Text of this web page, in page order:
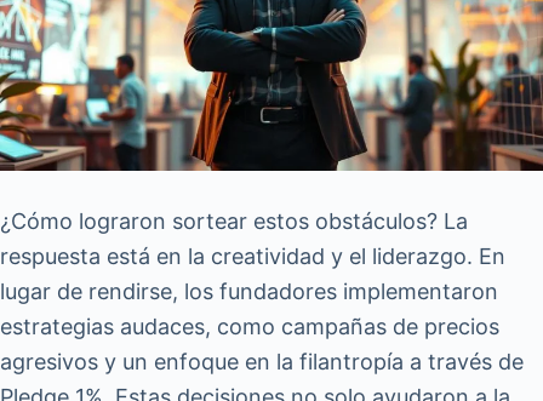
¿Cómo lograron sortear estos obstáculos? La
respuesta está en la creatividad y el liderazgo. En
lugar de rendirse, los fundadores implementaron
estrategias audaces, como campañas de precios
agresivos y un enfoque en la filantropía a través de